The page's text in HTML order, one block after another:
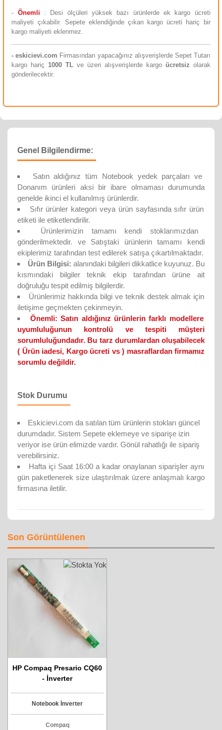
- Önemli
: Desi ölçüleri yüksek bazı ürünlerde ek kargo ücreti
maliyeti çıkabilir. Sepete eklendiğinde çıkan kargo ücreti hariç bir
kargo maliyeti eklenmez.
-eskicievi.com Firmasından yapacağınız alışverişlerde Sepet Tutarı
kargo hariç1000 TL ve üzeri alışverişlerde kargo ücretsiz olarak
gönderilecektir.
Genel Bilgilendirme:
Satın aldığınız tüm Notebook yedek parçaları ve
Donanım ürünleri aksi bir ibare olmaması durumunda
genelde ikinci el kullanılmış ürünlerdir.
Sıfır ürünler kategori veya ürün sayfasında sıfır ürün
etiketi ile etiketlendirilir.
Ürünlerimizin tamamı kendi stoklarımızdan
gönderilmektedir. ve Satıştaki ürünlerin tamamı kendi
ekiplerimiz tarafından test edilerek satışa çıkartılmaktadır.
Ürün Bilgisi: alanındaki bilgileri dikkatlice kuyunuz. Bu
kısmındaki bilgiler teknik ekip tarafından ürüne ait
doğruluğu tespit edilmiş bilgilerdir.
Ürünlerimiz hakkında bilgi ve teknik destek almak için
iletişime geçmekten çekinmeyin.
Önemli: Satın aldığınız ürünlerin farklı modellere
uyumluluğunun kontrolü ve tespiti müşteri
sorumluluğundadır. Bu tarz durumlardan oluşabilecek
( Ürün iadesi, Kargo ücreti vs ) masraflardan firmamız
sorumlu değildir.
Stok Durumu
Eskicievi.com da satılan tüm ürünlerin stokları güncel
durumdadır. Sistem Sepete eklemeye ve siparişe izin
veriyor ise ürün elimizde vardır. Gönül rahatlığı ile sipariş
verebilirsiniz.
Hafta içi Saat 16:00 a kadar onaylanan siparişler aynı
gün paketlenerek size ulaştırılmak üzere anlaşmalı kargo
firmasına iletilir.
Son Görüntülenen
HP Compaq Presario CQ60
- İnverter
Notebook İnverter
Compaq